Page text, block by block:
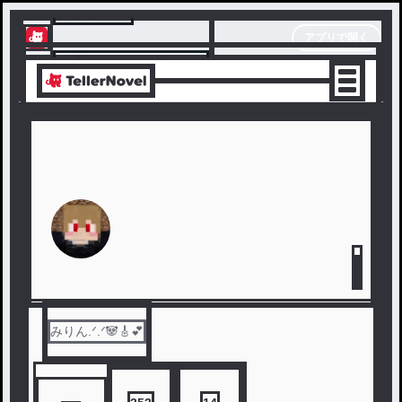
テラーノベル
アプリでサクサク楽しめる
みりん.ᐟ.ᐟ🐼🎸︎💕